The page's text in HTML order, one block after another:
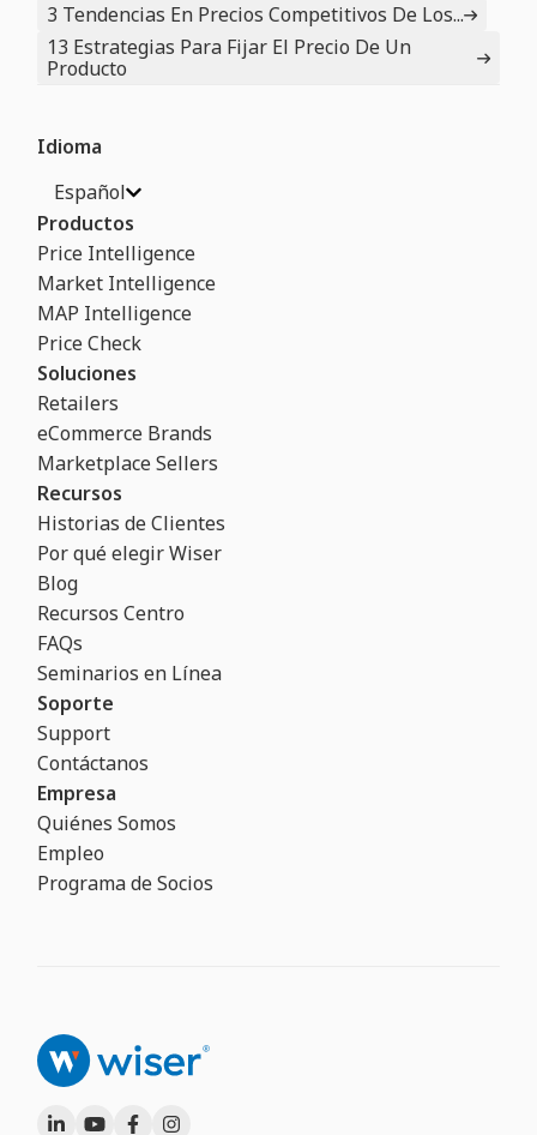
3 Tendencias En Precios Competitivos De Los...
13 Estrategias Para Fijar El Precio De Un
Producto
Idioma
Español
Productos
Price Intelligence
Market Intelligence
MAP Intelligence
Price Check
Soluciones
Retailers
eCommerce Brands
Marketplace Sellers
Recursos
Historias de Clientes
Por qué elegir Wiser
Blog
Recursos Centro
FAQs
Seminarios en Línea
Soporte
Support
Contáctanos
Empresa
Quiénes Somos
Empleo
Programa de Socios